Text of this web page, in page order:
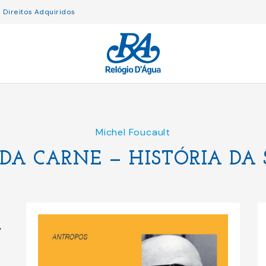
Direitos Adquiridos
Michel Foucault
CARNE — HISTÓRIA DA